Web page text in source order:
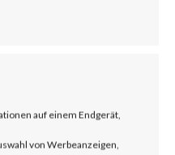
auf einem Endgerät,
von Werbeanzeigen,
a command
in Aria
that